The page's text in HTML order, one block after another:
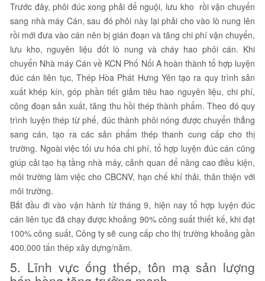
Trước đây, phôi đúc xong phải để nguội, lưu kho rồi vận chuyển
sang nhà máy Cán, sau đó phôi này lại phải cho vào lò nung lên
rồi mới đưa vào cán nên bị gián đoạn và tăng chi phí vận chuyển,
lưu kho, nguyên liệu đốt lò nung và cháy hao phôi cán. Khi
chuyển Nhà máy Cán về KCN Phố Nối A hoàn thành tổ hợp luyện
đúc cán liên tục, Thép Hòa Phát Hưng Yên tạo ra quy trình sản
xuất khép kín, góp phần tiết giảm tiêu hao nguyên liệu, chi phí,
công đoạn sản xuất, tăng thu hồi thép thành phẩm. Theo đó quy
trình luyện thép từ phế, đúc thành phôi nóng được chuyển thẳng
sang cán, tạo ra các sản phẩm thép thanh cung cấp cho thị
trường. Ngoài việc tối ưu hóa chi phí, tổ hợp luyện đúc cán cũng
giúp cải tạo hạ tầng nhà máy, cảnh quan để nâng cao điều kiện,
môi trường làm việc cho CBCNV, hạn chế khí thải, thân thiện với
môi trường.
Bắt đầu đi vào vận hành từ tháng 9, hiện nay tổ hợp luyện đúc
cán liên tục đã chạy được khoảng 90% công suất thiết kế, khi đạt
100% công suất, Công ty sẽ cung cấp cho thị trường khoảng gần
400.000 tấn thép xây dựng/năm.
5. Lĩnh vực ống thép, tôn mạ sản lượng